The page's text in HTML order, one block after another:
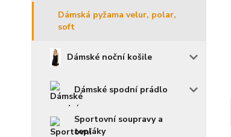
Dámská pyžama velur, polar,
soft
Dámské noční košile
Dámské spodní prádlo
Sportovní soupravy a
tepláky